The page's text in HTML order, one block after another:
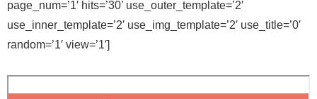
page_num=’1′ hits=’30’ use_outer_template=’2′
use_inner_template=’2′ use_img_template=’2′ use_title=’0′
random=’1′ view=’1′]